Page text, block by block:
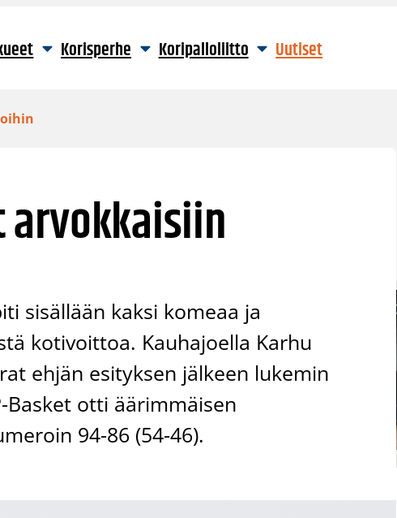
Korisperhe Koripalloliitto Uutiset
arvokkaisiin
sisällään kaksi komeaa ja
kotivoittoa. Kauhajoella Karhu
ehjän esityksen jälkeen lukemin
Basket otti äärimmäisen
94-86 (54-46).